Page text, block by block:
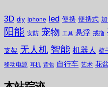
3D diy iphone led 便携 便携式
阳能 安防 宠物 工具 悬浮 戒指
支架 无人机 智能 机器人 椅
移动电源 耳机 背包 自行车 艺术 花盆